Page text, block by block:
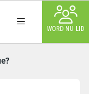
WORD NU LID